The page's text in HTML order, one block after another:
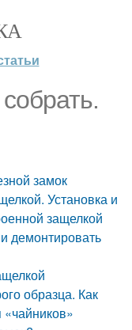
замок
Установка и
защелкой
демонтировать
образца. Как
«чайников»